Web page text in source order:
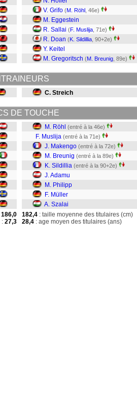
V. Grifo (M. Röhl , 46e)
M. Eggestein
R. Sallai (F. Muslija , 71e)
R. Doan (K. Sildillia , 90+2e)
Y. Keitel
M. Gregoritsch (M. Breunig , 89e)
C. Streich
DE TOUCHE
M. Röhl (entré à la 46e)
F. Muslija (entré à la 71e)
J. Makengo (entré à la 72e)
M. Breunig (entré à la 89e)
K. Sildillia (entré à la 90+2e)
J. Adamu
M. Philipp
F. Müller
A. Szalai
186,0
: 27,3
182,4 : taille moyenne des titulaires (cm)
28,4 : age moyen des titulaires (ans)